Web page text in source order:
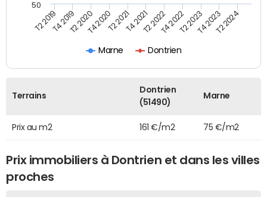
Marne Dontrien
T2 2019T4 2019T2 2020T4 2020T2 2021T4 2021T2 2022T4 2022T2 2023T4 2023T2 2024
50
Terrains
Dontrien
(51490)
Marne
Prix au m2 161 €/m2 75 €/m2
Prix immobiliers à Dontrien et dans les villes
proches